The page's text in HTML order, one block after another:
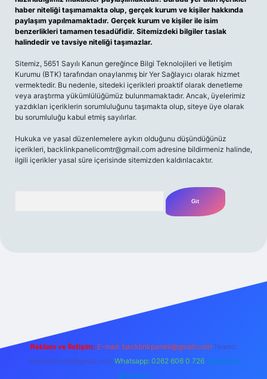
haber niteliği taşımamakta olup, gerçek kurum ve kişiler hakkında
paylaşım yapılmamaktadır. Gerçek kurum ve kişiler ile isim
benzerlikleri tamamen tesadüfidir. Sitemizdeki bilgiler taslak
halindedir ve tavsiye niteliği taşımazlar.
Sitemiz, 5651 Sayılı Kanun gereğince Bilgi Teknolojileri ve İletişim
Kurumu (BTK) tarafından onaylanmış bir Yer Sağlayıcı olarak hizmet
vermektedir. Bu nedenle, sitedeki içerikleri proaktif olarak denetleme
veya araştırma yükümlülüğümüz bulunmamaktadır. Ancak, üyelerimiz
yazdıkları içeriklerin sorumluluğunu taşımakta olup, siteye üye olarak
bu sorumluluğu kabul etmiş sayılırlar.
Hukuka ve yasal düzenlemelere aykırı olduğunu düşündüğünüz
içerikleri, backlinkpanelicomtr@gmail.com adresine bildirmeniz halinde,
ilgili içerikler yasal süre içerisinde sitemizden kaldırılacaktır.
m elexbet
Reklam ve İletişim: E-mail: backlinkpaneli@gmail.com Teams:
forumhizmeti@gmail.com Whatsapp: 0262 606 0 726 Telegram:
@karabul